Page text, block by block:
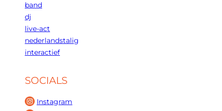
band
dj
live-act
nederlandstalig
interactief
SOCIALS
Instagram